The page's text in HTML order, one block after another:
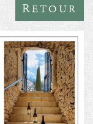
RETOUR